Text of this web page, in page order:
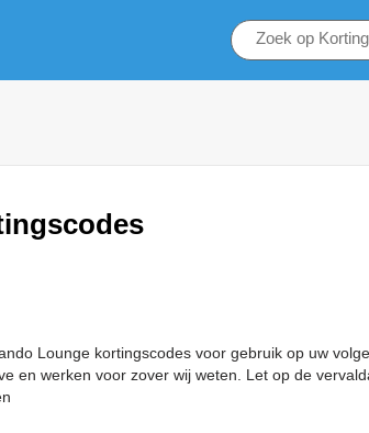
Lounge kortingscodes voor gebruik op uw
en werken voor zover wij weten. Let op de